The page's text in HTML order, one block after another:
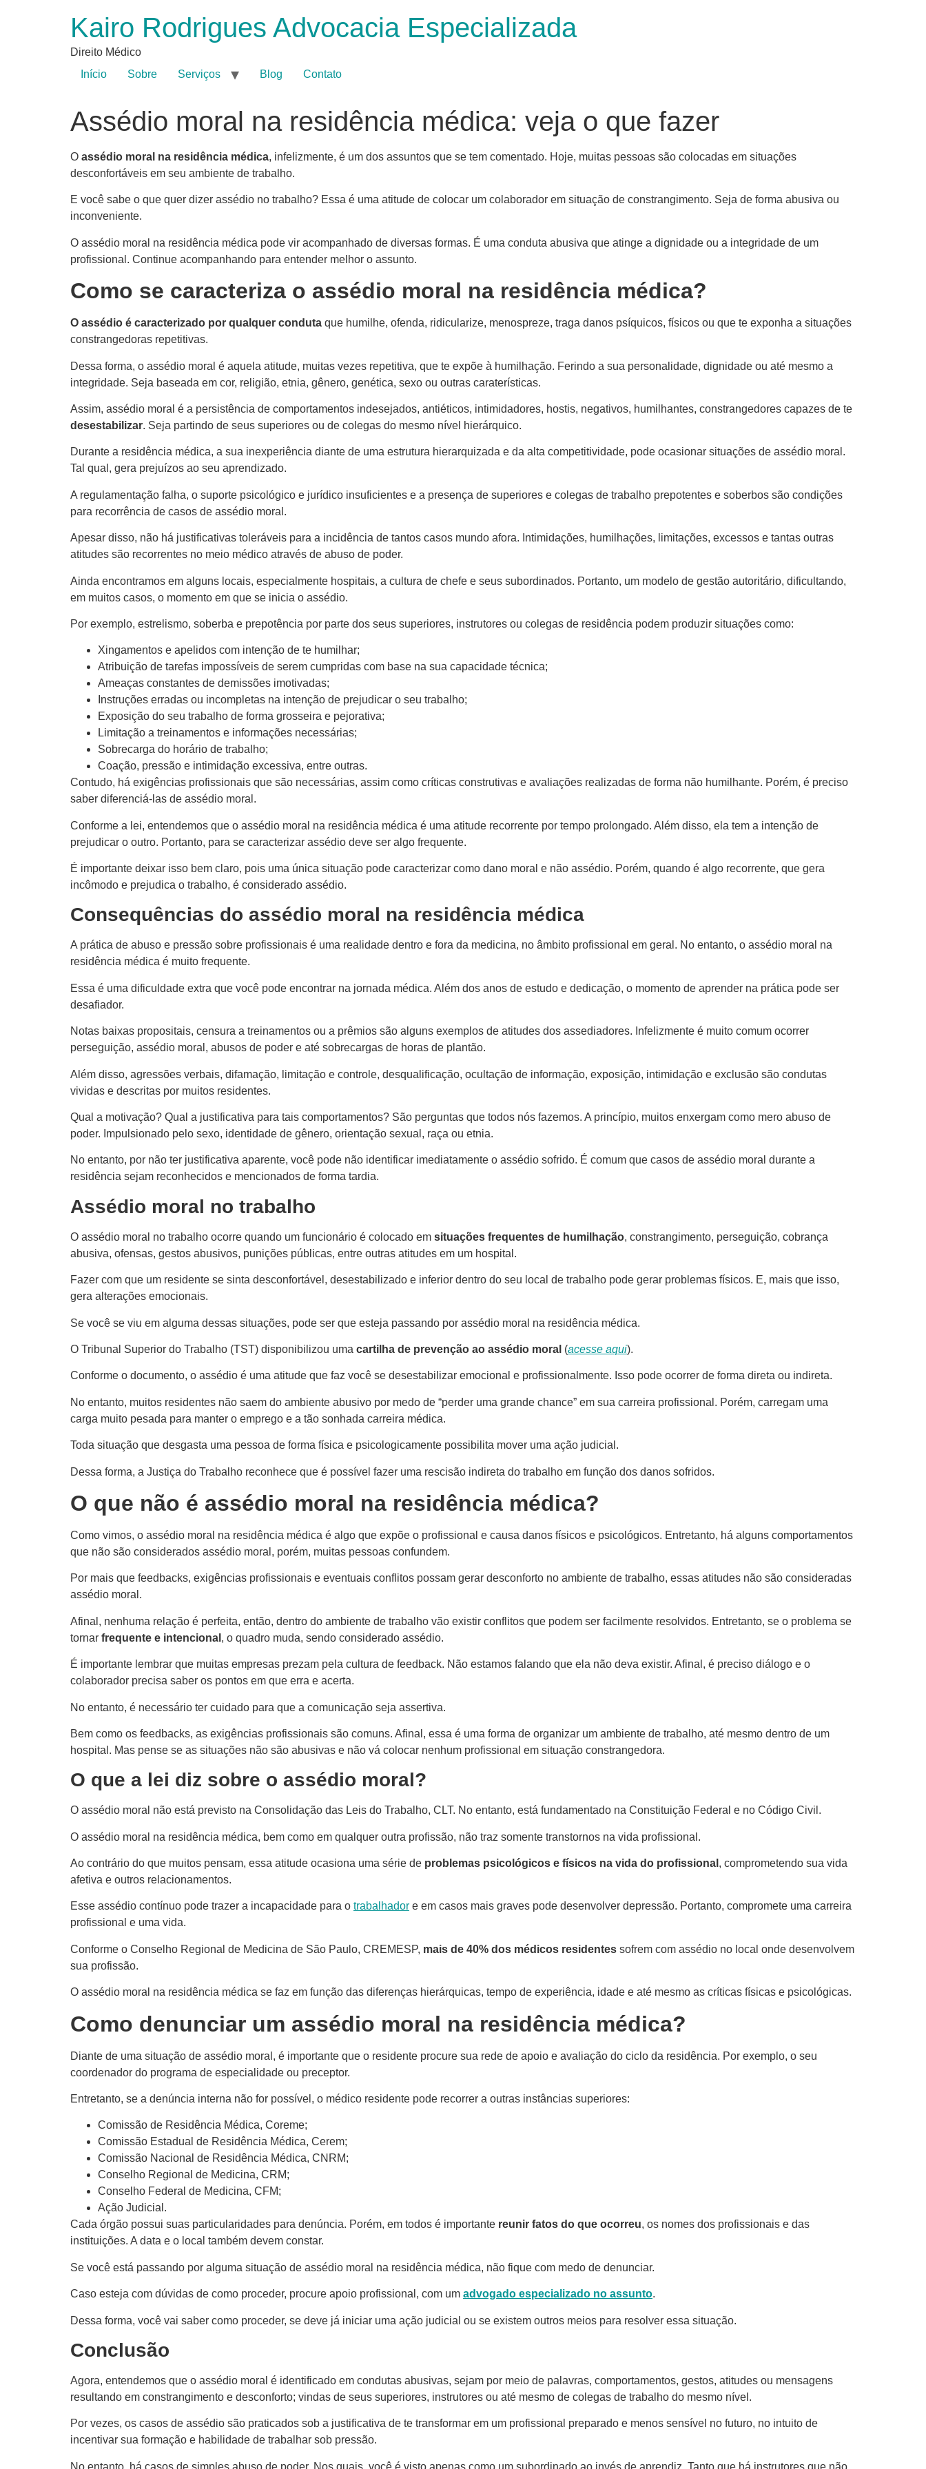
Kairo Rodrigues Advocacia Especializada
Direito Médico
Início
Sobre Serviços Blog Contato
Assédio moral na residência médica: veja o que fazer
O assédio moral na residência médica, infelizmente, é um dos assuntos que se tem comentado. Hoje, muitas pessoas são colocadas em situações
desconfortáveis em seu ambiente de trabalho.
E você sabe o que quer dizer assédio no trabalho? Essa é uma atitude de colocar um colaborador em situação de constrangimento. Seja de forma abusiva ou
inconveniente.
O assédio moral na residência médica pode vir acompanhado de diversas formas. É uma conduta abusiva que atinge a dignidade ou a integridade de um
profissional. Continue acompanhando para entender melhor o assunto.
Como se caracteriza o assédio moral na residência médica?
O assédio é caracterizado por qualquer conduta que humilhe, ofenda, ridicularize, menospreze, traga danos psíquicos, físicos ou que te exponha a situações
constrangedoras repetitivas.
Dessa forma, o assédio moral é aquela atitude, muitas vezes repetitiva, que te expõe à humilhação. Ferindo a sua personalidade, dignidade ou até mesmo a
integridade. Seja baseada em cor, religião, etnia, gênero, genética, sexo ou outras caraterísticas.
Assim, assédio moral é a persistência de comportamentos indesejados, antiéticos, intimidadores, hostis, negativos, humilhantes, constrangedores capazes de te
desestabilizar. Seja partindo de seus superiores ou de colegas do mesmo nível hierárquico.
Durante a residência médica, a sua inexperiência diante de uma estrutura hierarquizada e da alta competitividade, pode ocasionar situações de assédio moral.
Tal qual, gera prejuízos ao seu aprendizado.
A regulamentação falha, o suporte psicológico e jurídico insuficientes e a presença de superiores e colegas de trabalho prepotentes e soberbos são condições
para recorrência de casos de assédio moral.
Apesar disso, não há justificativas toleráveis para a incidência de tantos casos mundo afora. Intimidações, humilhações, limitações, excessos e tantas outras
atitudes são recorrentes no meio médico através de abuso de poder.
Ainda encontramos em alguns locais, especialmente hospitais, a cultura de chefe e seus subordinados. Portanto, um modelo de gestão autoritário, dificultando,
em muitos casos, o momento em que se inicia o assédio.
Por exemplo, estrelismo, soberba e prepotência por parte dos seus superiores, instrutores ou colegas de residência podem produzir situações como:
Xingamentos e apelidos com intenção de te humilhar;
Atribuição de tarefas impossíveis de serem cumpridas com base na sua capacidade técnica;
Ameaças constantes de demissões imotivadas;
Instruções erradas ou incompletas na intenção de prejudicar o seu trabalho;
Exposição do seu trabalho de forma grosseira e pejorativa;
Limitação a treinamentos e informações necessárias;
Sobrecarga do horário de trabalho;
Coação, pressão e intimidação excessiva, entre outras.
Contudo, há exigências profissionais que são necessárias, assim como críticas construtivas e avaliações realizadas de forma não humilhante. Porém, é preciso
saber diferenciá-las de assédio moral.
Conforme a lei, entendemos que o assédio moral na residência médica é uma atitude recorrente por tempo prolongado. Além disso, ela tem a intenção de
prejudicar o outro. Portanto, para se caracterizar assédio deve ser algo frequente.
É importante deixar isso bem claro, pois uma única situação pode caracterizar como dano moral e não assédio. Porém, quando é algo recorrente, que gera
incômodo e prejudica o trabalho, é considerado assédio.
Consequências do assédio moral na residência médica
A prática de abuso e pressão sobre profissionais é uma realidade dentro e fora da medicina, no âmbito profissional em geral. No entanto, o assédio moral na
residência médica é muito frequente.
Essa é uma dificuldade extra que você pode encontrar na jornada médica. Além dos anos de estudo e dedicação, o momento de aprender na prática pode ser
desafiador.
Notas baixas propositais, censura a treinamentos ou a prêmios são alguns exemplos de atitudes dos assediadores. Infelizmente é muito comum ocorrer
perseguição, assédio moral, abusos de poder e até sobrecargas de horas de plantão.
Além disso, agressões verbais, difamação, limitação e controle, desqualificação, ocultação de informação, exposição, intimidação e exclusão são condutas
vividas e descritas por muitos residentes.
Qual a motivação? Qual a justificativa para tais comportamentos? São perguntas que todos nós fazemos. A princípio, muitos enxergam como mero abuso de
poder. Impulsionado pelo sexo, identidade de gênero, orientação sexual, raça ou etnia.
No entanto, por não ter justificativa aparente, você pode não identificar imediatamente o assédio sofrido. É comum que casos de assédio moral durante a
residência sejam reconhecidos e mencionados de forma tardia.
Assédio moral no trabalho
O assédio moral no trabalho ocorre quando um funcionário é colocado em situações frequentes de humilhação, constrangimento, perseguição, cobrança
abusiva, ofensas, gestos abusivos, punições públicas, entre outras atitudes em um hospital.
Fazer com que um residente se sinta desconfortável, desestabilizado e inferior dentro do seu local de trabalho pode gerar problemas físicos. E, mais que isso,
gera alterações emocionais.
Se você se viu em alguma dessas situações, pode ser que esteja passando por assédio moral na residência médica.
O Tribunal Superior do Trabalho (TST) disponibilizou uma cartilha de prevenção ao assédio moral (acesse aqui).
Conforme o documento, o assédio é uma atitude que faz você se desestabilizar emocional e profissionalmente. Isso pode ocorrer de forma direta ou indireta.
No entanto, muitos residentes não saem do ambiente abusivo por medo de “perder uma grande chance” em sua carreira profissional. Porém, carregam uma
carga muito pesada para manter o emprego e a tão sonhada carreira médica.
Toda situação que desgasta uma pessoa de forma física e psicologicamente possibilita mover uma ação judicial.
Dessa forma, a Justiça do Trabalho reconhece que é possível fazer uma rescisão indireta do trabalho em função dos danos sofridos.
O que não é assédio moral na residência médica?
Como vimos, o assédio moral na residência médica é algo que expõe o profissional e causa danos físicos e psicológicos. Entretanto, há alguns comportamentos
que não são considerados assédio moral, porém, muitas pessoas confundem.
Por mais que feedbacks, exigências profissionais e eventuais conflitos possam gerar desconforto no ambiente de trabalho, essas atitudes não são consideradas
assédio moral.
Afinal, nenhuma relação é perfeita, então, dentro do ambiente de trabalho vão existir conflitos que podem ser facilmente resolvidos. Entretanto, se o problema se
tornar frequente e intencional , o quadro muda, sendo considerado assédio.
É importante lembrar que muitas empresas prezam pela cultura de feedback. Não estamos falando que ela não deva existir. Afinal, é preciso diálogo e o
colaborador precisa saber os pontos em que erra e acerta.
No entanto, é necessário ter cuidado para que a comunicação seja assertiva.
Bem como os feedbacks, as exigências profissionais são comuns. Afinal, essa é uma forma de organizar um ambiente de trabalho, até mesmo dentro de um
hospital. Mas pense se as situações não são abusivas e não vá colocar nenhum profissional em situação constrangedora.
O que a lei diz sobre o assédio moral?
O assédio moral não está previsto na Consolidação das Leis do Trabalho, CLT. No entanto, está fundamentado na Constituição Federal e no Código Civil.
O assédio moral na residência médica, bem como em qualquer outra profissão, não traz somente transtornos na vida profissional.
Ao contrário do que muitos pensam, essa atitude ocasiona uma série de problemas psicológicos e físicos na vida do profissional , comprometendo sua vida
afetiva e outros relacionamentos.
Esse assédio contínuo pode trazer a incapacidade para o trabalhador e em casos mais graves pode desenvolver depressão. Portanto, compromete uma carreira
profissional e uma vida.
Conforme o Conselho Regional de Medicina de São Paulo, CREMESP, mais de 40% dos médicos residentes sofrem com assédio no local onde desenvolvem
sua profissão.
O assédio moral na residência médica se faz em função das diferenças hierárquicas, tempo de experiência, idade e até mesmo as críticas físicas e psicológicas.
Como denunciar um assédio moral na residência médica?
Diante de uma situação de assédio moral, é importante que o residente procure sua rede de apoio e avaliação do ciclo da residência. Por exemplo, o seu
coordenador do programa de especialidade ou preceptor.
Entretanto, se a denúncia interna não for possível, o médico residente pode recorrer a outras instâncias superiores:
Comissão de Residência Médica, Coreme;
Comissão Estadual de Residência Médica, Cerem;
Comissão Nacional de Residência Médica, CNRM;
Conselho Regional de Medicina, CRM;
Conselho Federal de Medicina, CFM;
Ação Judicial.
Cada órgão possui suas particularidades para denúncia. Porém, em todos é importante reunir fatos do que ocorreu, os nomes dos profissionais e das
instituições. A data e o local também devem constar.
Se você está passando por alguma situação de assédio moral na residência médica, não fique com medo de denunciar.
Caso esteja com dúvidas de como proceder, procure apoio profissional, com um advogado especializado no assunto.
Dessa forma, você vai saber como proceder, se deve já iniciar uma ação judicial ou se existem outros meios para resolver essa situação.
Conclusão
Agora, entendemos que o assédio moral é identificado em condutas abusivas, sejam por meio de palavras, comportamentos, gestos, atitudes ou mensagens
resultando em constrangimento e desconforto; vindas de seus superiores, instrutores ou até mesmo de colegas de trabalho do mesmo nível.
Por vezes, os casos de assédio são praticados sob a justificativa de te transformar em um profissional preparado e menos sensível no futuro, no intuito de
incentivar sua formação e habilidade de trabalhar sob pressão.
No entanto, há casos de simples abuso de poder. Nos quais, você é visto apenas como um subordinado ao invés de aprendiz. Tanto que há instrutores que não